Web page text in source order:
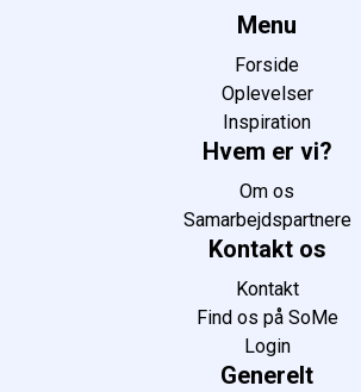
Menu
Forside
Oplevelser
Inspiration
Hvem er vi?
Om os
Samarbejdspartnere
Kontakt os
Kontakt
Find os på SoMe
Login
Generelt